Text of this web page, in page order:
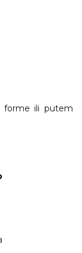
forme ili putem